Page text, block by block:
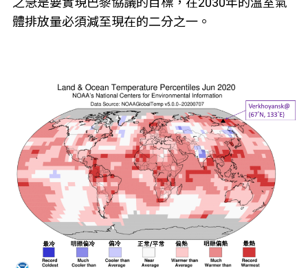
體排放量必須減至現在的二分之一。